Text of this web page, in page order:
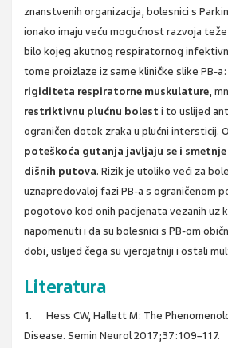
znanstvenih organizacija, bolesnici s
ionako imaju veću mogućnost razvoja
bilo kojeg akutnog respiratornog
tome proizlaze iz same kliničke slike PB-
rigiditeta respiratorne muskulature,
restriktivnu plućnu bolest i to uslijed
ograničen dotok zraka u plućni intersticij.
poteškoća gutanja javljaju se i smetnje
dišnih putova. Rizik je utoliko veći za
uznapredovaloj fazi PB-a s ograničenom
pogotovo kod onih pacijenata vezanih uz
napomenuti i da su bolesnici s PB-om
dobi, uslijed čega su vjerojatniji i ostali
Literatura
1. Hess CW, Hallett M: The
Disease. Semin Neurol 2017;37:109–117.